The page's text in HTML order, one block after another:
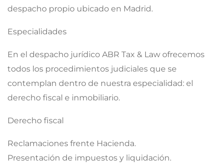
despacho propio ubicado en Madrid.
Especialidades
En el despacho jurídico ABR Tax & Law ofrecemos
todos los procedimientos judiciales que se
contemplan dentro de nuestra especialidad: el
derecho fiscal e inmobiliario.
Derecho fiscal
Reclamaciones frente Hacienda.
Presentación de impuestos y liquidación.